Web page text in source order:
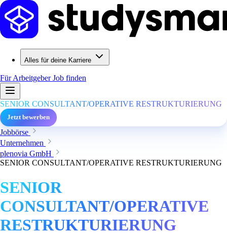
Alles für deine Karriere
Für ArbeitgeberJob finden
SENIOR CONSULTANT/OPERATIVE RESTRUKTURIERUNG
Jetzt bewerben
Jobbörse
Unternehmen
plenovia GmbH
SENIOR CONSULTANT/OPERATIVE RESTRUKTURIERUNG
SENIOR
CONSULTANT/OPERATIVE
RESTRUKTURIERUNG